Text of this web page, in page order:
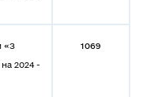
«З
2024 -
1069